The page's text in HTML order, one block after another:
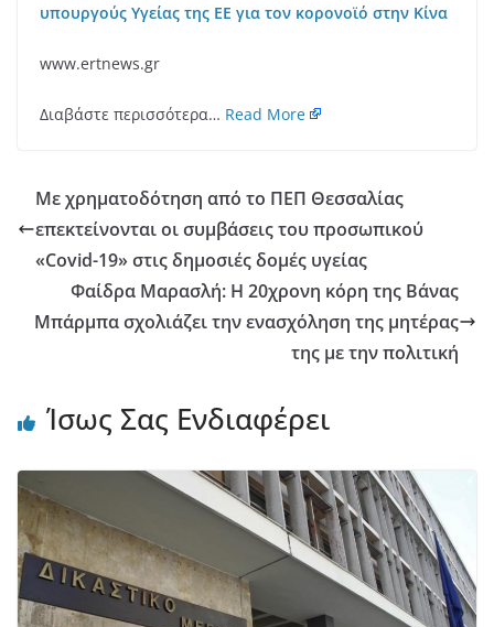
υπουργούς Υγείας της ΕΕ για τον κορονοϊό στην Κίνα
www.ertnews.gr
Διαβάστε περισσότερα… Read More
Με χρηματοδότηση από το ΠΕΠ Θεσσαλίας
επεκτείνονται οι συμβάσεις του προσωπικού
«Covid-19» στις δημοσιές δομές υγείας
Φαίδρα Μαρασλή: Η 20χρονη κόρη της Βάνας
Μπάρμπα σχολιάζει την ενασχόληση της μητέρας
της με την πολιτική
Ίσως Σας Ενδιαφέρει